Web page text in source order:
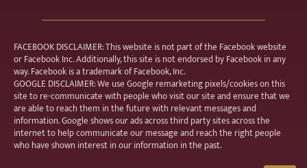
FACEBOOK DISCLAIMER: This website is not part of the Facebook website
or Facebook Inc. Additionally, this site is not endorsed by Facebook in any
way. Facebook is a trademark of Facebook, Inc.
GOOGLE DISCLAIMER: We use Google remarketing pixels/cookies on this
site to re-communicate with people who visit our site and ensure that we
are able to reach them in the future with relevant messages and
information. Google shows our ads across third party sites across the
internet to help communicate our message and reach the right people
who have shown interest in our information in the past.